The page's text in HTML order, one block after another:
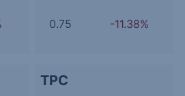
0.75 -11.38%
TPC